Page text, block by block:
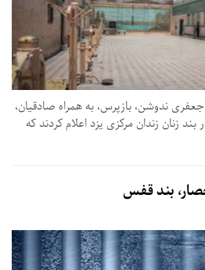
مجید جعفری ندوشن، بازپرس، به همراه صادقیان،
زنان زندان مرکزی یزد اعلام کردند که